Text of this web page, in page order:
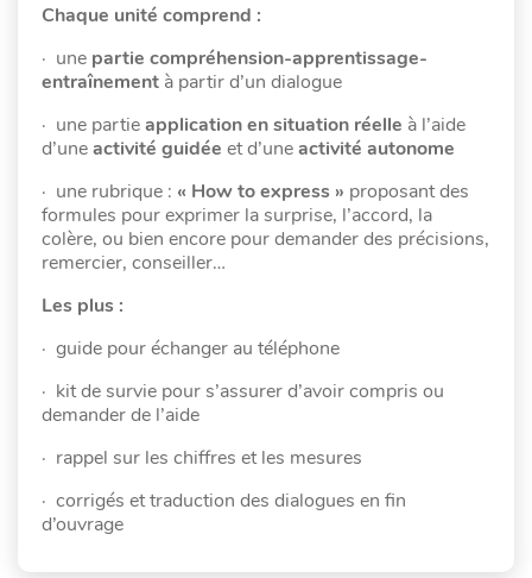
Chaque unité comprend :
· une partie compréhension-apprentissage-
entraînement à partir d’un dialogue
· une partieapplication en situation réelle à l’aide
d’uneactivité guidée et d’uneactivité autonome
· une rubrique : « How to express » proposant des
formules pour exprimer la surprise, l’accord, la
colère, ou bien encore pour demander des précisions,
remercier, conseiller…
Les plus :
· guide pour échanger au téléphone
· kit de survie pour s’assurer d’avoir compris ou
demander de l’aide
· rappel sur les chiffres et les mesures
· corrigés et traduction des dialogues en fin
d’ouvrage